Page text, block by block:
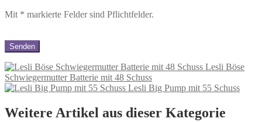
Mit * markierte Felder sind Pflichtfelder.
Lesli Böse
Schwiegermutter Batterie mit 48 Schuss
Lesli Big Pump mit 55 Schuss
Weitere Artikel aus dieser Kategorie